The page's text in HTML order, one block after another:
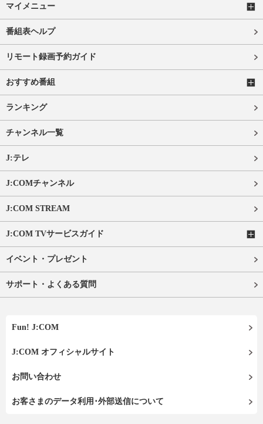
マイメニュー
番組表ヘルプ
リモート録画予約ガイド
おすすめ番組
ランキング
チャンネル一覧
J:テレ
J:COMチャンネル
J:COM STREAM
J:COM TVサービスガイド
イベント・プレゼント
サポート・よくある質問
Fun! J:COM
J:COM オフィシャルサイト
お問い合わせ
お客さまのデータ利用･外部送信について